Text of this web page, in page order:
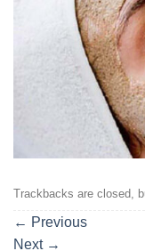
Trackbacks are closed,
← Previous
Next →